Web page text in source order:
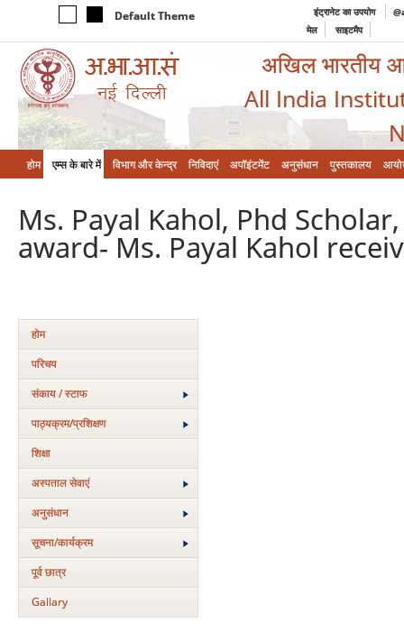
Default Theme इंट्रानेट का उपयोग
मेल
साइटमैप
अखिल भारतीय
All India
होम एम्‍स के बारे में विभाग और केन्‍द्र निविदाएं अपॉइंटमेंट अनुसंधान पुस्तकालय
Ms. Payal Kahol, Phd
award- Ms. Payal Kahol
होम
परिचय
संकाय / स्टाफ
पाठ्यक्रम/प्रशिक्षण
शिक्षा
अस्‍पताल सेवाएं
अनुसंधान
सूचना/कार्यक्रम
पूर्व छात्र
Gallary